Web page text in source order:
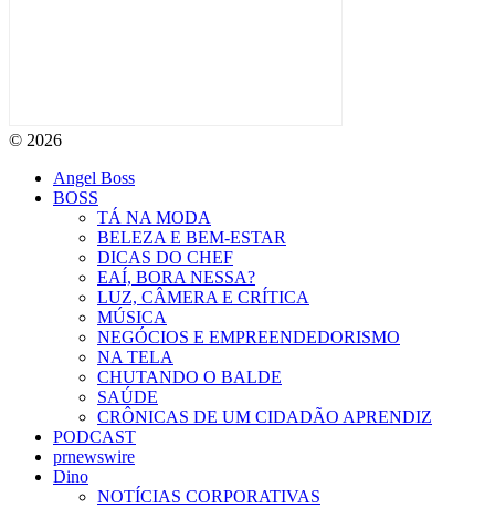
© 2026
Angel Boss
BOSS
TÁ NA MODA
BELEZA E BEM-ESTAR
DICAS DO CHEF
EAÍ, BORA NESSA?
LUZ, CÂMERA E CRÍTICA
MÚSICA
NEGÓCIOS E EMPREENDEDORISMO
NA TELA
CHUTANDO O BALDE
SAÚDE
CRÔNICAS DE UM CIDADÃO APRENDIZ
PODCAST
prnewswire
Dino
NOTÍCIAS CORPORATIVAS